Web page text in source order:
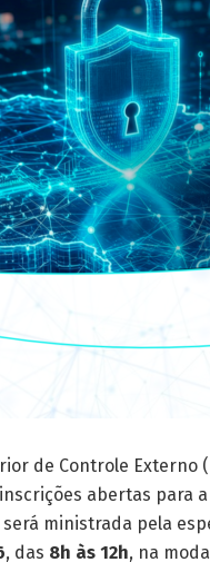
de Controle Externo
abertas para
será ministrada pela
, das 8h às 12h, na